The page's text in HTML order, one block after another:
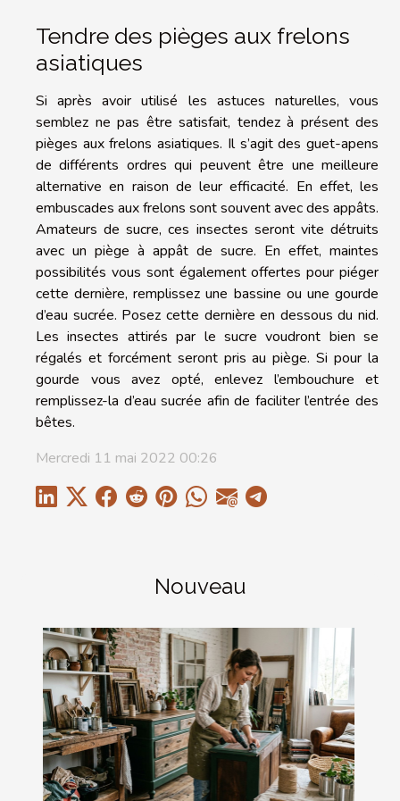
Nouveau
Tendre des pièges aux frelons
asiatiques
Si après avoir utilisé les astuces naturelles, vous
semblez ne pas être satisfait, tendez à présent des
pièges aux frelons asiatiques. Il s’agit des guet-apens
de différents ordres qui peuvent être une meilleure
alternative en raison de leur efficacité. En effet, les
embuscades aux frelons sont souvent avec des appâts.
Amateurs de sucre, ces insectes seront vite détruits
avec un piège à appât de sucre. En effet, maintes
possibilités vous sont également offertes pour piéger
cette dernière, remplissez une bassine ou une gourde
d’eau sucrée. Posez cette dernière en dessous du nid.
Les insectes attirés par le sucre voudront bien se
régalés et forcément seront pris au piège. Si pour la
gourde vous avez opté, enlevez l’embouchure et
remplissez-la d’eau sucrée afin de faciliter l’entrée des
bêtes.
Mercredi 11 mai 2022 00:26